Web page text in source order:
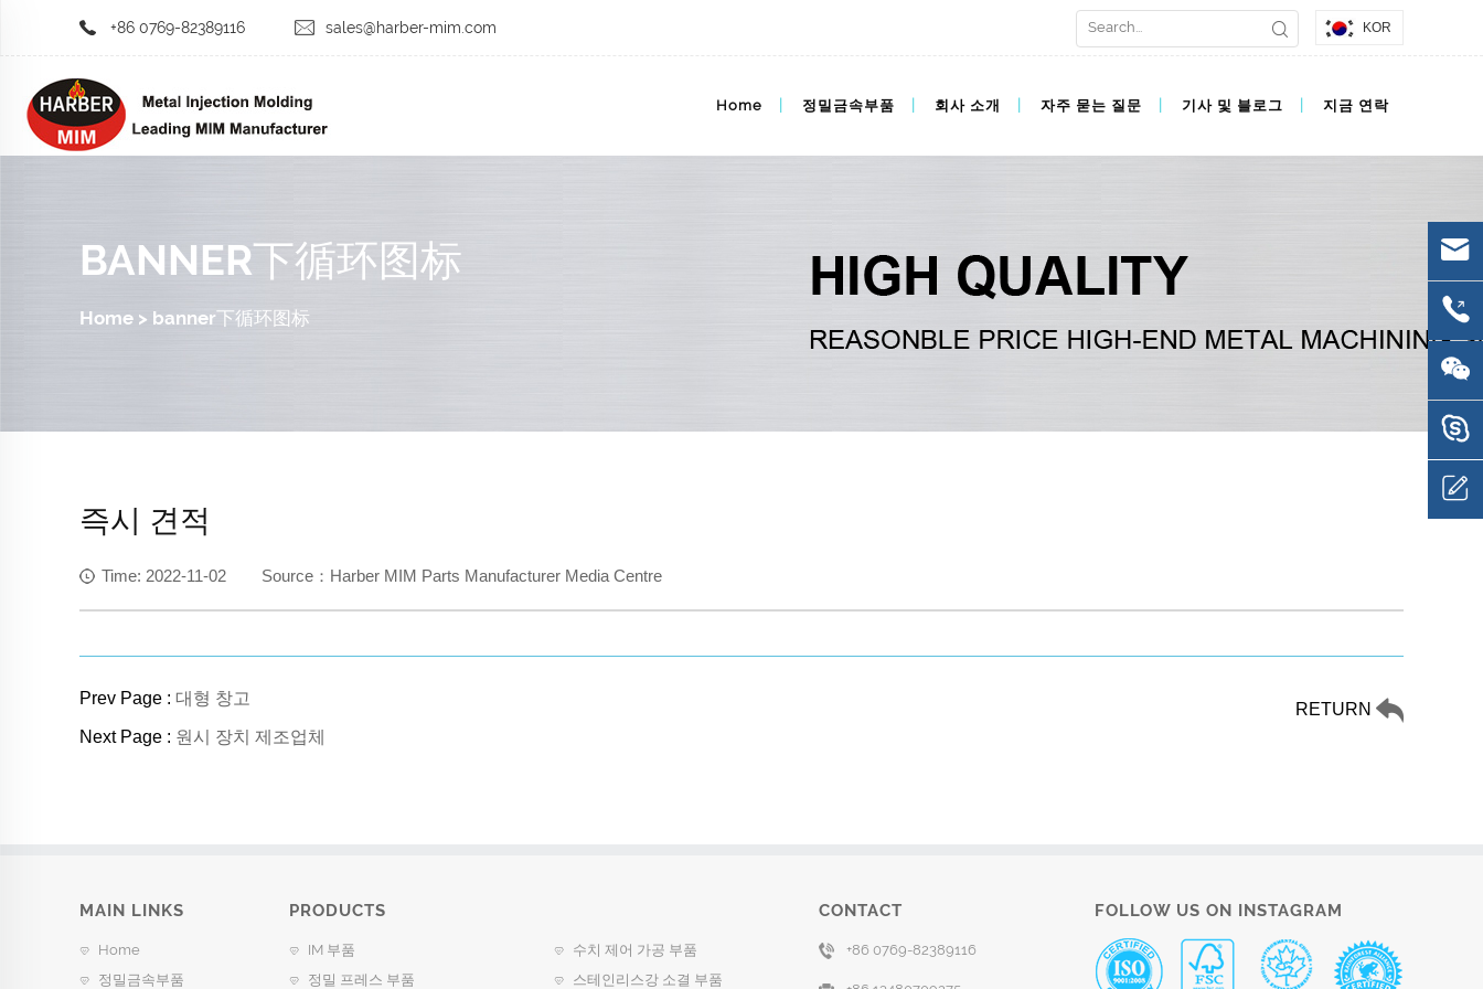
+86 0769-82389116 sales@harber-mim.com KOR
Home 정밀금속부품 회사 소개 자주 묻는 질문 기사 및 블로그 지금 연락
BANNER下循环图标
Home > banner下循环图标
즉시 견적
Time: 2022-11-02 Source：Harber MIM Parts Manufacturer Media Centre
Prev Page : 대형 창고
Next Page : 원시 장치 제조업체
RETURN
MAIN LINKS
Home
정밀금속부품
PRODUCTS
IM 부품
수치 제어 가공 부품
정밀 프레스 부품
스테인리스강 소결 부품
CONTACT
+86 0769-82389116
FOLLOW US ON INSTAGRAM